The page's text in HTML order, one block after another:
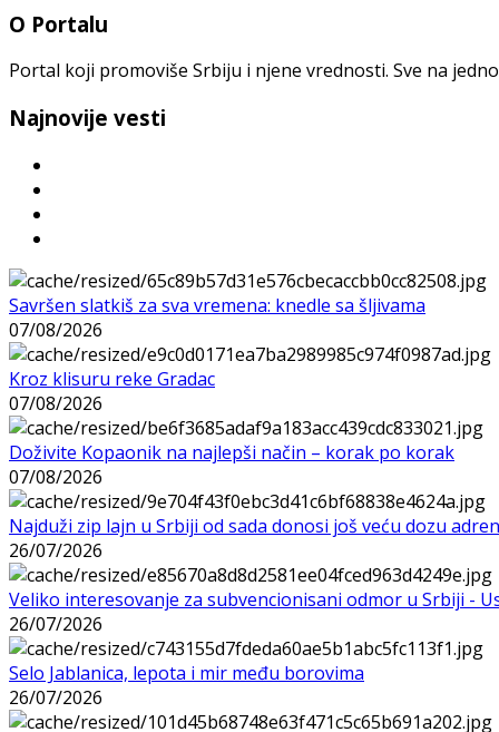
O Portalu
Portal koji promoviše Srbiju i njene vrednosti. Sve na
Najnovije vesti
Savršen slatkiš za sva vremena: knedle sa šljivama
07/08/2026
Kroz klisuru reke Gradac
07/08/2026
Doživite Kopaonik na najlepši način – korak po korak
07/08/2026
Najduži zip lajn u Srbiji od sada donosi još veću dozu
26/07/2026
Veliko interesovanje za subvencionisani odmor u Srbiji -
26/07/2026
Selo Jablanica, lepota i mir među borovima
26/07/2026